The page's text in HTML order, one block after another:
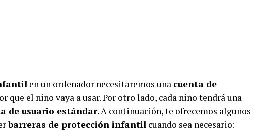
en un ordenador necesitaremos una cuenta de
que el niño vaya a usar. Por otro lado, cada niño tendrá una
de usuario estándar. A continuación, te ofrecemos algunos
barreras de protección infantil cuando sea necesario: